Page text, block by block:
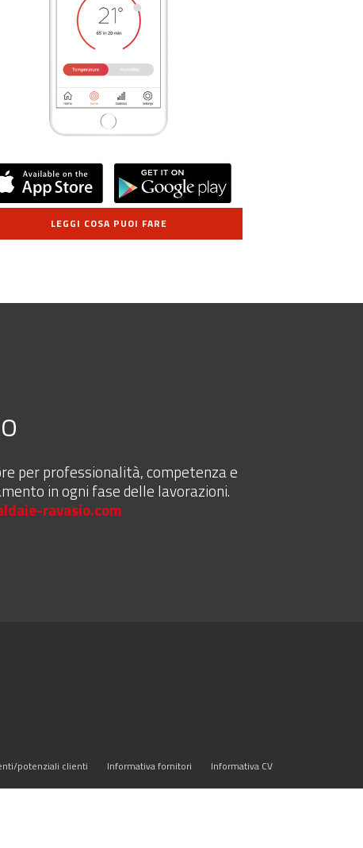
LEGGI COSA PUOI FARE
per professionalità, competenza e
in ogni fase delle lavorazioni.
ravasio.com
potenziali clienti Informativa fornitori Informativa CV